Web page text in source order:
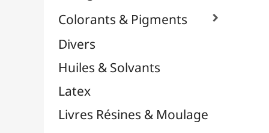
Marque DIPON
Marque EPODEX
Résines Crystal
Résines de Glaçage
Résines Grande Coulée